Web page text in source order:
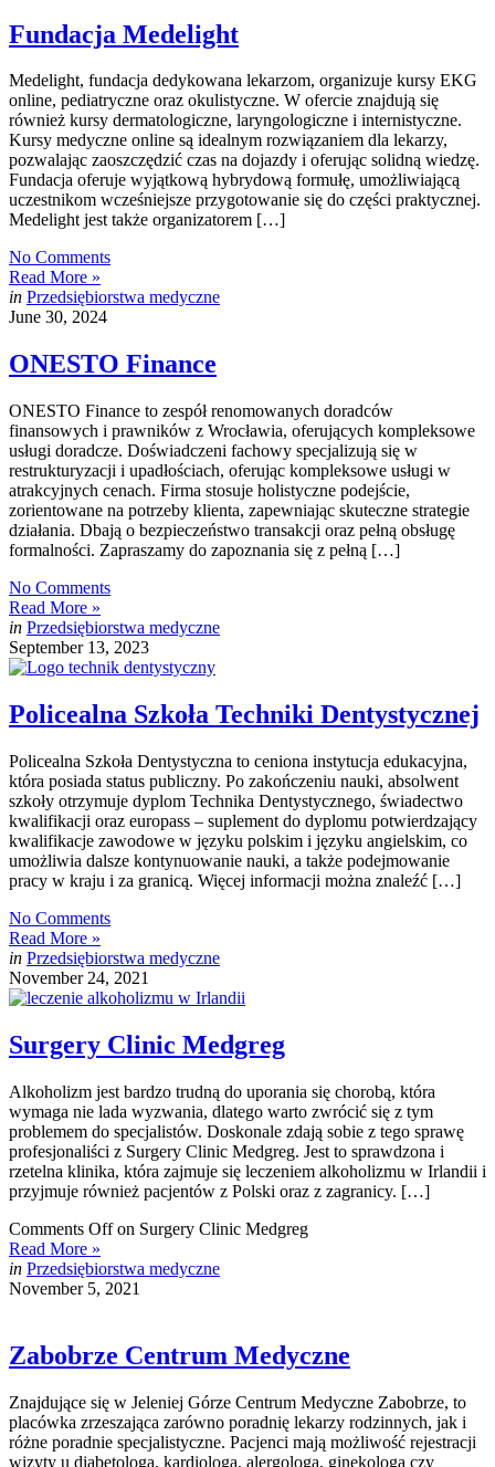
Fundacja Medelight
Medelight, fundacja dedykowana lekarzom, organizuje kursy EKG
online, pediatryczne oraz okulistyczne. W ofercie znajdują się
również kursy dermatologiczne, laryngologiczne i internistyczne.
Kursy medyczne online są idealnym rozwiązaniem dla lekarzy,
pozwalając zaoszczędzić czas na dojazdy i oferując solidną wiedzę.
Fundacja oferuje wyjątkową hybrydową formułę, umożliwiającą
uczestnikom wcześniejsze przygotowanie się do części praktycznej.
Medelight jest także organizatorem […]
No Comments
Read More »
in Przedsiębiorstwa medyczne
June 30, 2024
ONESTO Finance
ONESTO Finance to zespół renomowanych doradców
finansowych i prawników z Wrocławia, oferujących kompleksowe
usługi doradcze. Doświadczeni fachowy specjalizują się w
restrukturyzacji i upadłościach, oferując kompleksowe usługi w
atrakcyjnych cenach. Firma stosuje holistyczne podejście,
zorientowane na potrzeby klienta, zapewniając skuteczne strategie
działania. Dbają o bezpieczeństwo transakcji oraz pełną obsługę
formalności. Zapraszamy do zapoznania się z pełną […]
No Comments
Read More »
in Przedsiębiorstwa medyczne
September 13, 2023
Policealna Szkoła Techniki Dentystycznej
Policealna Szkoła Dentystyczna to ceniona instytucja edukacyjna,
która posiada status publiczny. Po zakończeniu nauki, absolwent
szkoły otrzymuje dyplom Technika Dentystycznego, świadectwo
kwalifikacji oraz europass – suplement do dyplomu potwierdzający
kwalifikacje zawodowe w języku polskim i języku angielskim, co
umożliwia dalsze kontynuowanie nauki, a także podejmowanie
pracy w kraju i za granicą. Więcej informacji można znaleźć […]
No Comments
Read More »
in Przedsiębiorstwa medyczne
November 24, 2021
Surgery Clinic Medgreg
Alkoholizm jest bardzo trudną do uporania się chorobą, która
wymaga nie lada wyzwania, dlatego warto zwrócić się z tym
problemem do specjalistów. Doskonale zdają sobie z tego sprawę
profesjonaliści z Surgery Clinic Medgreg. Jest to sprawdzona i
rzetelna klinika, która zajmuje się leczeniem alkoholizmu w Irlandii i
przyjmuje również pacjentów z Polski oraz z zagranicy. […]
Comments Offon Surgery Clinic Medgreg
Read More »
in Przedsiębiorstwa medyczne
November 5, 2021
Zabobrze Centrum Medyczne
Znajdujące się w Jeleniej Górze Centrum Medyczne Zabobrze, to
placówka zrzeszająca zarówno poradnię lekarzy rodzinnych, jak i
różne poradnie specjalistyczne. Pacjenci mają możliwość rejestracji
wizyty u diabetologa, kardiologa, alergologa, ginekologa czy